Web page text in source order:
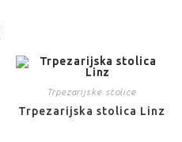
Trpezarijske stolice
Trpezarijska stolica Linz